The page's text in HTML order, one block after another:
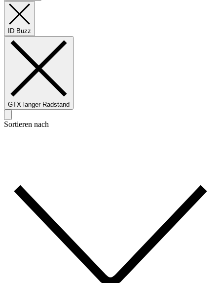
ID Buzz
GTX langer Radstand
Sortieren nach